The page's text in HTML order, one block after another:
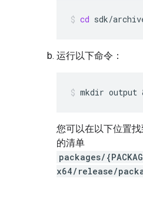
cd sdk/
运行以下命令：
mkdir output
您可以在以下位置
的清单
packages/
x64/release/